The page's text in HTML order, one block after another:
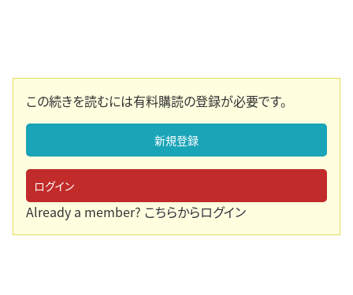
この続きを読むには有料購読の登録が必要です。
新規登録
ログイン
Already a member? こちらからログイン